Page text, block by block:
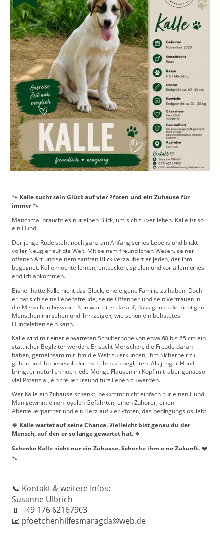
🐾 Kalle sucht sein Glück auf vier Pfoten und ein Zuhause für
immer🐾
Manchmal braucht es nur einen Blick, um sich zu verlieben. Kalle ist so
ein Hund.
Der junge Rüde steht noch ganz am Anfang seines Lebens und blickt
voller Neugier auf die Welt. Mit seinem freundlichen Wesen, seiner
offenen Art und seinem sanften Blick verzaubert er jeden, der ihm
begegnet. Kalle möchte lernen, entdecken, spielen und vor allem eines:
endlich ankommen.
Bisher hatte Kalle nicht das Glück, eine eigene Familie zu haben. Doch
er hat sich seine Lebensfreude, seine Offenheit und sein Vertrauen in
die Menschen bewahrt. Nun wartet er darauf, dass genau die richtigen
Menschen ihn sehen und ihm zeigen, wie schön ein behütetes
Hundeleben sein kann.
Kalle wird mit einer erwarteten Schulterhöhe von etwa 60 bis 65 cm ein
stattlicher Begleiter werden. Er sucht Menschen, die Freude daran
haben, gemeinsam mit ihm die Welt zu erkunden, ihm Sicherheit zu
geben und ihn liebevoll durchs Leben zu begleiten. Als junger Hund
bringt er natürlich noch jede Menge Flausen im Kopf mit, aber genauso
viel Potenzial, ein treuer Freund fürs Leben zu werden.
Wer Kalle ein Zuhause schenkt, bekommt nicht einfach nur einen Hund.
Man gewinnt einen loyalen Gefährten, einen Zuhörer, einen
Abenteuerpartner und ein Herz auf vier Pfoten, das bedingungslos liebt.
🍀 Kalle wartet auf seine Chance. Vielleicht bist genau du der
Mensch, auf den er so lange gewartet hat. 🍀
Schenke Kalle nicht nur ein Zuhause. Schenke ihm eine Zukunft. ❤️
🐾
📞 Kontakt & weitere Infos:
Susanne Ulbrich
📱 +49 176 62167903
📧 pfoetchenhilfesmaragda@web.de